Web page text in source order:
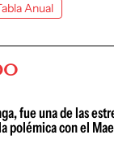
Anual
fue una de las
polémica con el